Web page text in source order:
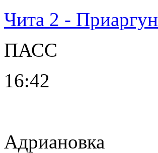
Чита 2 - Приаргун
ПАСС
16:42
Адриановка